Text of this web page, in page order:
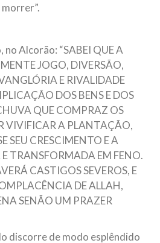
Alcorão: “SABEI QUE A
JOGO, DIVERSÃO,
E RIVALIDADE
DOS BENS E DOS
QUE COMPRAZ OS
VIVIFICAR A PLANTAÇÃO,
SEU CRESCIMENTO E A
TRANSFORMADA EM FENO.
CASTIGOS SEVEROS, E
DE ALLAH,
SENÃO UM PRAZER
discorre de modo esplêndido